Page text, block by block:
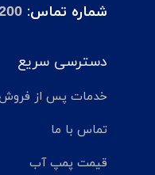
شماره تماس:
دسترسی سریع
خدمات پس از
تماس با ما
قیمت پمپ آب